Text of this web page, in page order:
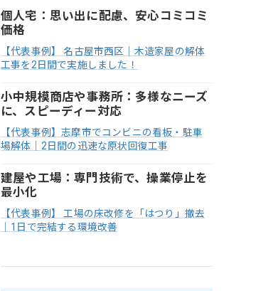
個人宅：思い出に配慮、安心コミコミ
価格
【代表事例】 名古屋市西区｜木造家屋の解体
工事を2日間で実施しました！
小中規模商店や事務所：多様なニーズ
に、スピーディー対応
【代表事例】志摩市でコンビニの看板・駐車
場解体｜2日間の迅速な原状回復工事
建屋や工場：専門技術で、操業停止を
最小化
【代表事例】 工場の床改修を「はつり」撤去
｜1日で完結する環境改善